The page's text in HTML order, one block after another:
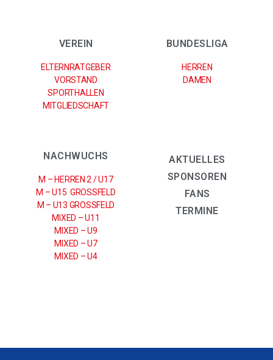
VEREIN
ELTERNRATGEBER
VORSTAND
SPORTHALLEN
MITGLIEDSCHAFT
BUNDESLIGA
HERREN
DAMEN
NACHWUCHS
M – HERREN 2 / U17
M – U15 GROSSFELD
M – U13 GROSSFELD
MIXED – U11
MIXED – U9
MIXED – U7
MIXED – U4
AKTUELLES
SPONSOREN
FANS
TERMINE